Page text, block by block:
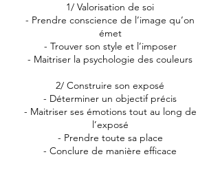
1/ Valorisation de soi
- Prendre conscience de l’image qu’on
émet
- Trouver son style et l’imposer
- Maitriser la psychologie des couleurs
2/ Construire son exposé
- Déterminer un objectif précis
- Maitriser ses émotions tout au long de
l’exposé
- Prendre toute sa place
- Conclure de manière efficace